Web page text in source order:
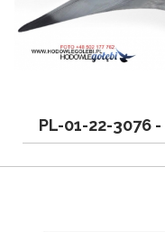
PL-01-22-3076 -